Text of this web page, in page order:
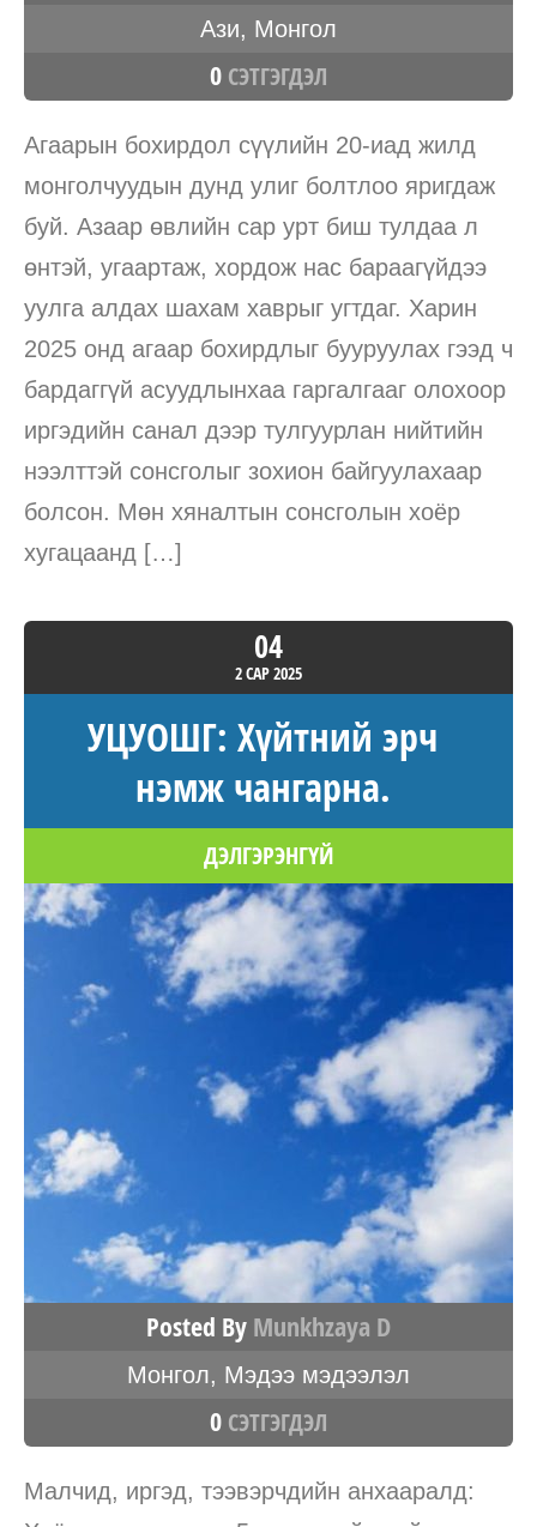
Ази, Монгол
0 СЭТГЭГДЭЛ
Агаарын бохирдол сүүлийн 20-иад жилд
монголчуудын дунд улиг болтлоо яригдаж
буй. Азаар өвлийн сар урт биш тулдаа л
өнтэй, угаартаж, хордож нас бараагүйдээ
уулга алдах шахам хаврыг угтдаг. Харин
2025 онд агаар бохирдлыг бууруулах гээд ч
бардаггүй асуудлынхаа гаргалгааг олохоор
иргэдийн санал дээр тулгуурлан нийтийн
нээлттэй сонсголыг зохион байгуулахаар
болсон. Мөн хяналтын сонсголын хоёр
хугацаанд […]
04
2 САР2025
УЦУОШГ: Хүйтний эрч
нэмж чангарна.
ДЭЛГЭРЭНГҮЙ
Posted By Munkhzaya D
Монгол, Мэдээ мэдээлэл
0 СЭТГЭГДЭЛ
Малчид, иргэд, тээвэрчдийн анхааралд: